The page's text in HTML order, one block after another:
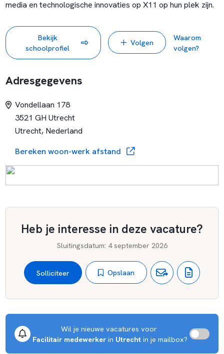
media en technologische innovaties op X11 op hun plek zijn.
Bekijk
schoolprofiel
Volgen
Waarom
volgen?
Adresgegevens
Vondellaan 178
3521 GH Utrecht
Utrecht, Nederland
Bereken woon-werk afstand
Heb je interesse in deze vacature?
Sluitingsdatum: 4 september 2026
Solliciteer Opslaan
Wil je nieuwe vacatures voor
Facilitair medewerker in Utrecht in je mailbox?